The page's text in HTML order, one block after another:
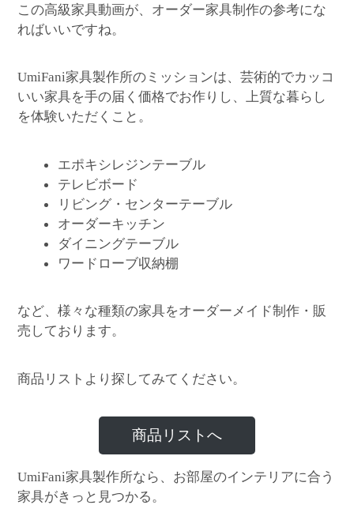
この高級家具動画が、オーダー家具制作の参考にな
ればいいですね。
UmiFani家具製作所のミッションは、芸術的でカッコ
いい家具を手の届く価格でお作りし、上質な暮らし
を体験いただくこと。
エポキシレジンテーブル
テレビボード
リビング・センターテーブル
オーダーキッチン
ダイニングテーブル
ワードローブ収納棚
など、様々な種類の家具をオーダーメイド制作・販
売しております。
商品リストより探してみてください。
商品リストへ
UmiFani家具製作所なら、お部屋のインテリアに合う
家具がきっと見つかる。